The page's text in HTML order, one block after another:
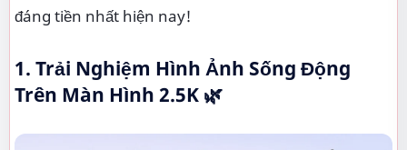
đáng tiền nhất hiện nay!
1. Trải Nghiệm Hình Ảnh Sống Động
Trên Màn Hình 2.5K 🌿